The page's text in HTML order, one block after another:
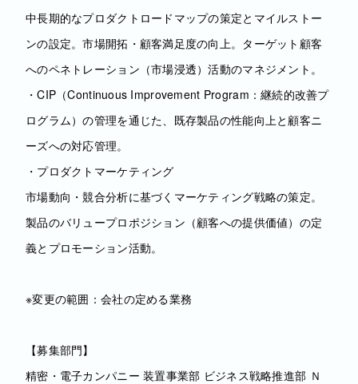
中長期的なプロダクトロードマップの策定とマイルストー
ンの設定。市場開拓・顧客満足度の向上。ターゲット顧客
へのペネトレーション（市場浸透）活動のマネジメント。
・CIP（Continuous Improvement Program：継続的改善プ
ログラム）の管理を通じた、既存製品の性能向上と顧客ニ
ーズへの対応管理。
・プロダクトマーケティング
市場動向・競合分析に基づくマーケティング戦略の策定。
製品のバリュープロポジション（顧客への提供価値）の定
義とプロモーション活動。
※変更の範囲：会社の定める業務
【募集部門】
精密・電子カンパニー 装置事業部 ビジネス戦略推進部 Ｎ